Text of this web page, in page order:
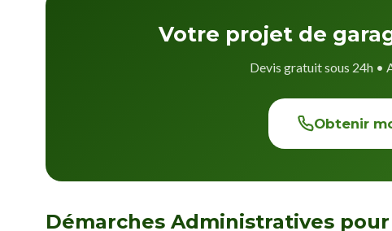
Votre projet de
Devis gratuit sous 24h •
Obtenir
Démarches Administratives